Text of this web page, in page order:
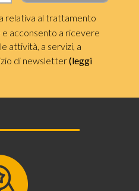
relativa al trattamento
acconsento a ricevere
attività, a servizi, a
di newsletter(leggi